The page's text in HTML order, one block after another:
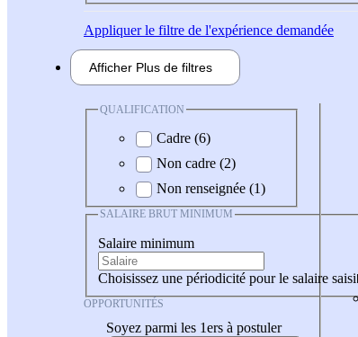
Appliquerle filtre de l'expérience demandée
Afficher Plus de filtres
QUALIFICATION
Cadre (6)
Non cadre (2)
Non renseignée (1)
SALAIRE BRUT MINIMUM
Salaire minimum
Choisissez une périodicité pour le salaire saisi
OPPORTUNITÉS
Soyez parmi les 1ers à postuler